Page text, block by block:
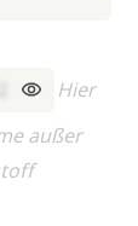
Hier
außer